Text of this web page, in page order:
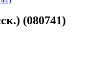
(080741)